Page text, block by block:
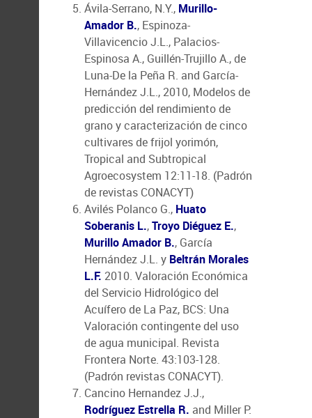
Ávila-Serrano, N.Y., Murillo-
Amador B., Espinoza-
Villavicencio J.L., Palacios-
Espinosa A., Guillén-Trujillo A., de
Luna-De la Peña R. and García-
Hernández J.L., 2010, Modelos de
predicción del rendimiento de
grano y caracterización de cinco
cultivares de frijol yorimón,
Tropical and Subtropical
Agroecosystem 12:11-18. (Padrón
de revistas CONACYT)
Avilés Polanco G., Huato
Soberanis L.,Troyo Diéguez E.,
Murillo Amador B., García
Hernández J.L. y Beltrán Morales
L.F. 2010. Valoración Económica
del Servicio Hidrológico del
Acuífero de La Paz, BCS: Una
Valoración contingente del uso
de agua municipal. Revista
Frontera Norte. 43:103-128.
(Padrón revistas CONACYT).
Cancino Hernandez J.J.,
Rodríguez Estrella R. and Miller P.